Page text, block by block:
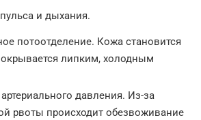
и дыхания.
потоотделение. Кожа становится
липким, холодным
давления. Из-за
рвоты происходит обезвоживание